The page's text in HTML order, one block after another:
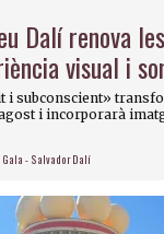
Dalí renova
visual i
i subconscient»
i incorporarà
Gala - Salvador Dalí